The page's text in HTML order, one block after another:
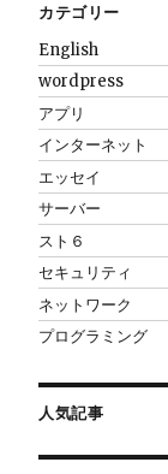
カテゴリー
English
wordpress
アプリ
インターネット
エッセイ
サーバー
スト６
セキュリティ
ネットワーク
プログラミング
人気記事